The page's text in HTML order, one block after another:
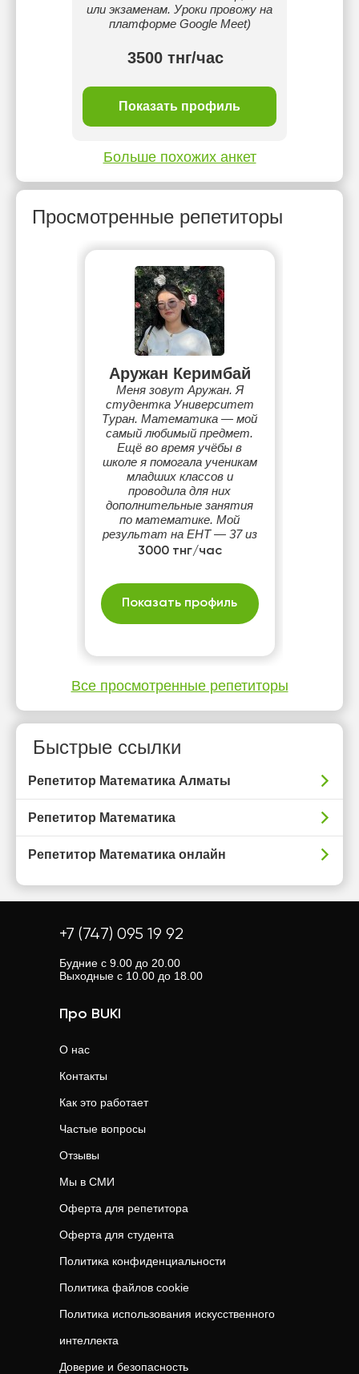
или экзаменам. Уроки провожу на
платформе Google Meet)
3500 тнг/час
Показать профиль
Больше похожих анкет
Просмотренные репетиторы
Аружан Керимбай
Меня зовут Аружан. Я
студентка Университет
Туран. Математика — мой
самый любимый предмет.
Ещё во время учёбы в
школе я помогала ученикам
младших классов и
проводила для них
дополнительные занятия
по математике. Мой
результат на ЕНТ — 37 из
40.
3000 тнг/час
Показать профиль
Все просмотренные репетиторы
Быстрые ссылки
Репетитор Математика Алматы
Репетитор Математика
Репетитор Математика онлайн
+7 (747) 095 19 92
Будние с 9.00 до 20.00
Выходные с 10.00 до 18.00
Про BUKI
О нас
Контакты
Как это работает
Частые вопросы
Отзывы
Мы в СМИ
Оферта для репетитора
Оферта для студента
Политика конфиденциальности
Политика файлов cookie
Политика использования искусственного
интеллекта
Доверие и безопасность